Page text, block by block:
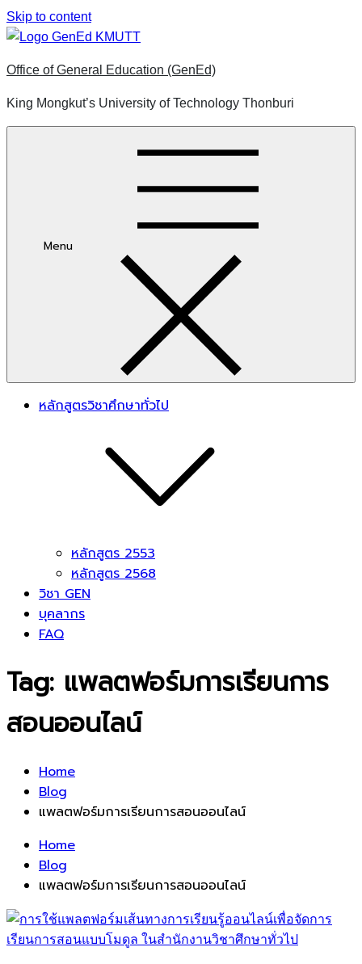
Skip to content
Office of General Education (GenEd)
King Mongkut’s University of Technology Thonburi
Menu
หลักสูตรวิชาศึกษาทั่วไป
หลักสูตร 2553
หลักสูตร 2568
วิชา GEN
บุคลากร
FAQ
Tag: แพลตฟอร์มการเรียนการ
สอนออนไลน์
Home
Blog
แพลตฟอร์มการเรียนการสอนออนไลน์
Home
Blog
แพลตฟอร์มการเรียนการสอนออนไลน์